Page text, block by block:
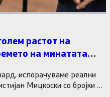
растот на
на минатата
испорачуваме реални
Мицкоски со бројки и